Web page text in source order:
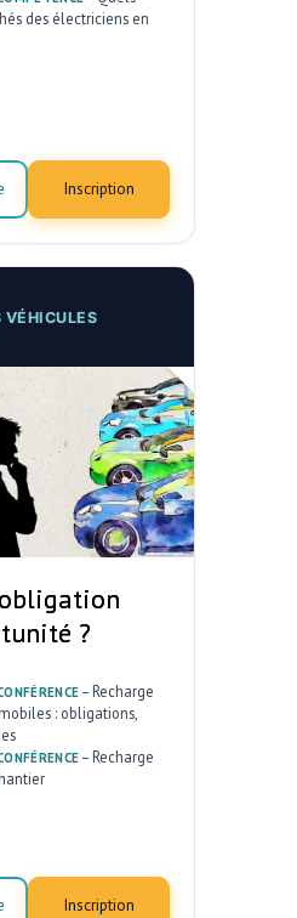
des électriciens en
Inscription
VÉHICULES
?
– Recharge
: obligations,
– Recharge
Inscription